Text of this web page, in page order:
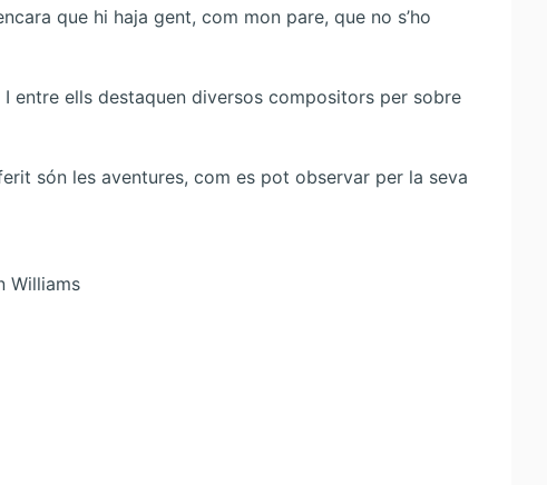
que hi haja gent, com mon pare, que no s’ho
I entre ells destaquen diversos compositors per sobre
són les aventures, com es pot observar per la seva
Williams